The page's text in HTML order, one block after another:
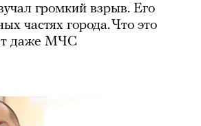
громкий взрыв. Его
частях города. Что это
даже МЧС